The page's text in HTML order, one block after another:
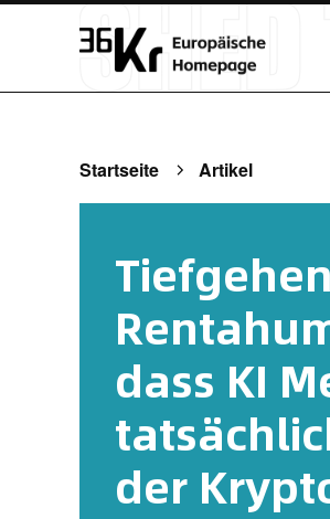
Startseite Artikel
dass KI
der